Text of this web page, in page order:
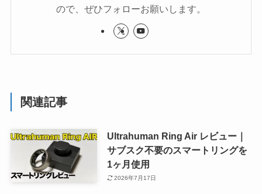
ので、ぜひフォローお願いします。
関連記事
Ultrahuman Ring Air レビュー｜
サブスク不要のスマートリングを
1ヶ月使用
2026年7月17日